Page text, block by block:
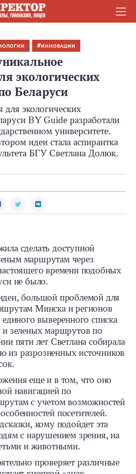
ИННОВАЦИИ
экологических
Беларуси
экологических
BY Guide разработали
университете.
идеи стала аспирантка
БГУ Светлана Долюк.
сделать доступной
маршрутам через
времени подобных
не было.
большой проблемой для
Минска и регионов
единого выверенного списка
и зеленых маршрутов по
пяти лет Светлана собирала
разрозненных источников
еще и в том, что оно
навигацией по
с учетом возможностей
посетителей.
кому подойдет эта
с нарушением зрения, на
и животными.
проверяет различные